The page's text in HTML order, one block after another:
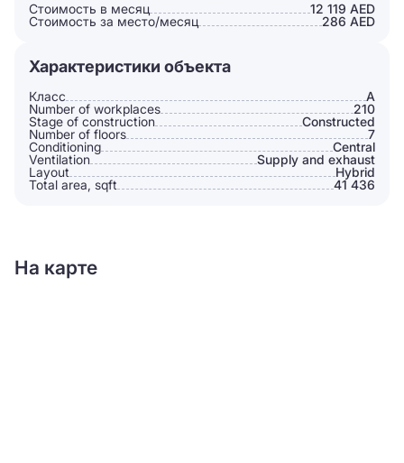
Стоимость в месяц
12 119 AED
Стоимость за место/месяц
286 AED
Характеристики объекта
Класс
A
Number of workplaces
210
Stage of construction
Constructed
Number of floors
7
Conditioning
Сentral
Ventilation
Supply and exhaust
Layout
Hybrid
Total area, sqft
41 436
На карте